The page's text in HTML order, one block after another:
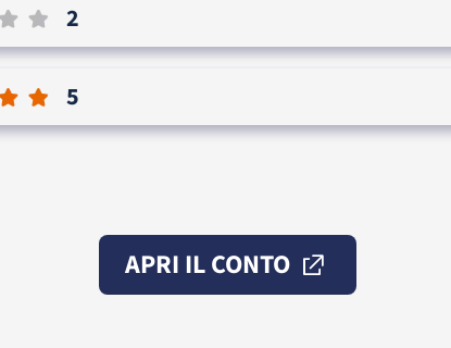
2
5
APRI IL CONTO